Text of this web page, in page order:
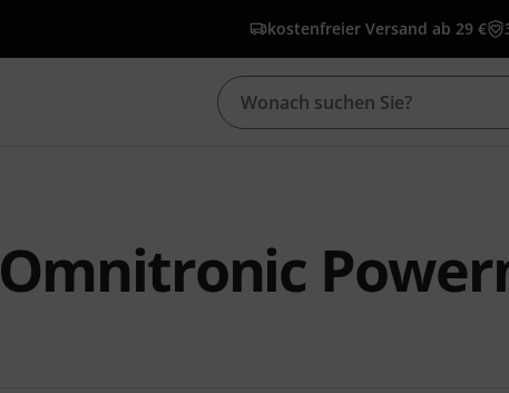
kostenfreier Versand ab 29 €
Omnitronic